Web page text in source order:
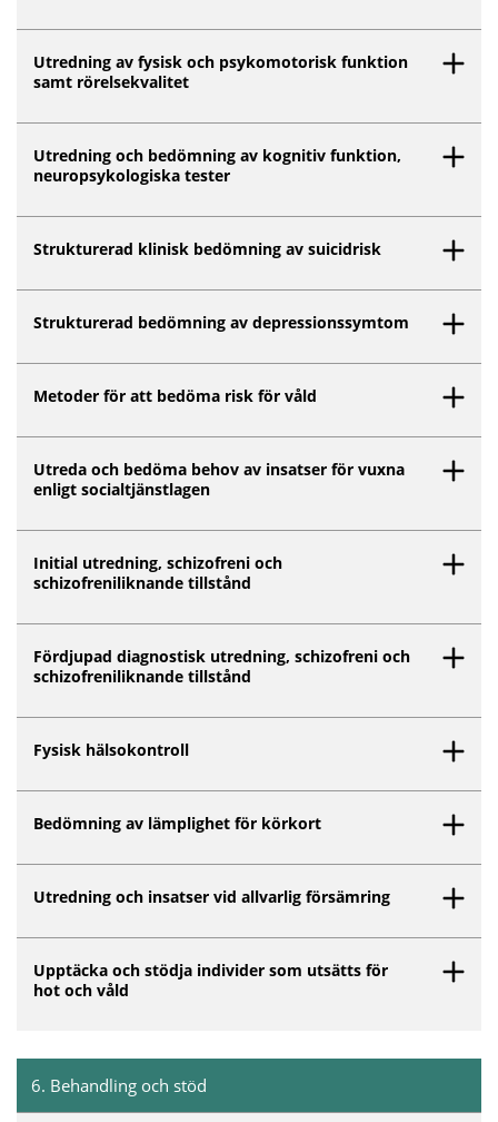
Utredning av fysisk och psykomotorisk funktion
samt rörelsekvalitet
Utredning och bedömning av kognitiv funktion,
neuropsykologiska tester
Strukturerad klinisk bedömning av suicidrisk
Strukturerad bedömning av depressionssymtom
Metoder för att bedöma risk för våld
Utreda och bedöma behov av insatser för vuxna
enligt socialtjänstlagen
Initial utredning, schizofreni och
schizofreniliknande tillstånd
Fördjupad diagnostisk utredning, schizofreni och
schizofreniliknande tillstånd
Fysisk hälsokontroll
Bedömning av lämplighet för körkort
Utredning och insatser vid allvarlig försämring
Upptäcka och stödja individer som utsätts för
hot och våld
6. Behandling och stöd